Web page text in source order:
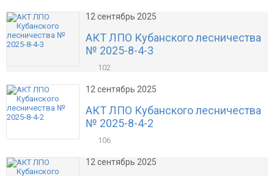
12 сентябрь 2025
АКТ ЛПО Кубанского лесничества
№ 2025-8-4-3
102
12 сентябрь 2025
АКТ ЛПО Кубанского лесничества
№ 2025-8-4-2
106
12 сентябрь 2025